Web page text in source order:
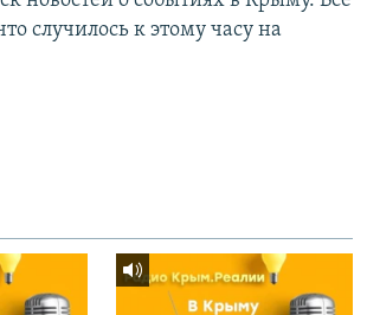
случилось к этому часу на